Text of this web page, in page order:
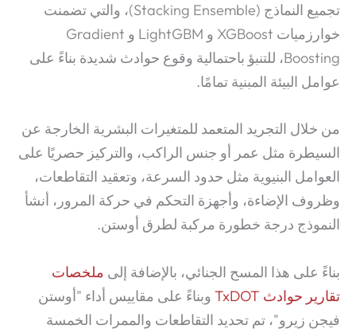
تجميع النماذج (Stacking Ensemble)، والتي تضمنت
خوارزميات XGBoost و LightGBM و Gradient
Boosting، للتنبؤ باحتمالية وقوع حوادث شديدة بناءً على
عوامل البيئة المبنية تمامًا.
من خلال التجريد المتعمد للمتغيرات البشرية الخارجة عن
السيطرة مثل عمر أو جنس الراكب، والتركيز حصريًا على
العوامل البنيوية مثل حدود السرعة، وتعقيد التقاطعات،
وظروف الإضاءة، وأجهزة التحكم في حركة المرور، أنشأ
النموذج درجة خطورة مركبة لطرق أوستن.
بناءً على هذا المسح الجنائي، بالإضافة إلى ملخصات
تقارير حوادث TxDOT
وبناءً على مقاييس أداء "أوستن
فيجن زيرو"، تم تحديد التقاطعات والممرات الخمسة